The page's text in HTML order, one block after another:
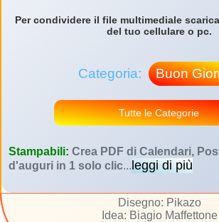
Per condividere il file multimediale
del tuo cellulare o pc.
Categoria: Buon
Tutte le Categorie
Stampabili: Crea PDF di Calendari,
d'auguri in 1 solo clic...leggi di più
Disegno: Pikazo
Idea: Biagio Maffettone